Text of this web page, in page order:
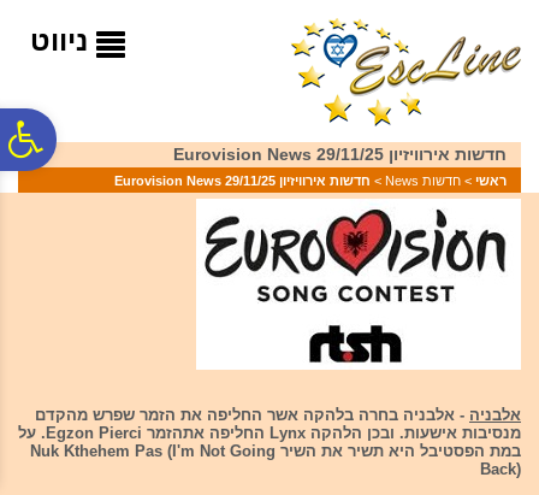
המרכזי
ניווט
חדשות אירוויזיון 29/11/25 Eurovision News
ראשי > חדשות News > חדשות אירוויזיון 29/11/25 Eurovision News
אלבניה - אלבניה בחרה בלהקה אשר החליפה את הזמר שפרש מהקדם
מנסיבות אישעות. ובכן הלהקה Lynx החליפה אתהזמר Egzon Pierci. על
במת הפסטיבל היא תשיר את השיר Nuk Kthehem Pas (I'm Not Going
Back)